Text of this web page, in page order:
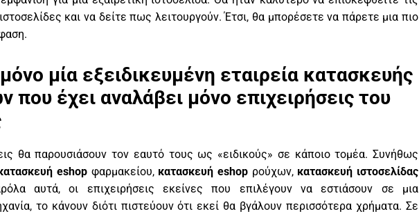
ιστοσελίδες και να δείτε πως λειτουργούν. Έτσι, θα μπορέσετε να πάρετε μια πιο
μία εξειδικευμένη εταιρεία κατασκευής
που έχει αναλάβει μόνο επιχειρήσεις του
θα παρουσιάσουν τον εαυτό τους ως «ειδικούς» σε κάποιο τομέα. Συνήθως
eshopφαρμακείου, κατασκευή eshopρούχων, κατασκευή ιστοσελίδας
αυτά, οι επιχειρήσεις εκείνες που επιλέγουν να εστιάσουν σε μια
το κάνουν διότι πιστεύουν ότι εκεί θα βγάλουν περισσότερα χρήματα. Σε